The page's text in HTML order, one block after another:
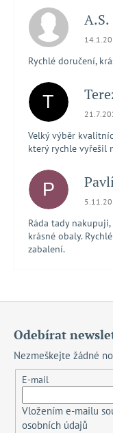
A.S.
Rychlé doručení,
T
Velký výběr
který rychle vyřešil
P
Ráda tady
krásné obaly.
zabalení.
Odebírat
Nezmeškejte žádné
E-mail
Vložením e-mailu
osobních údajů